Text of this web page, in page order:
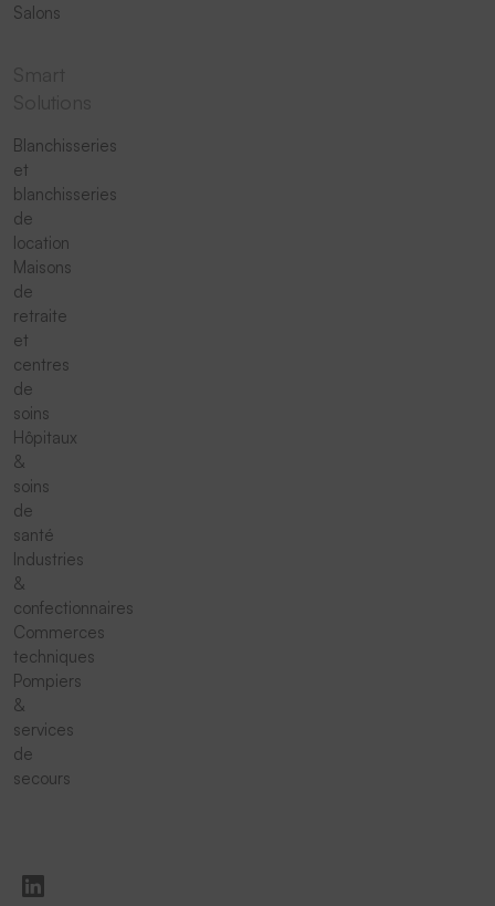
Salons
Blanchisseries
et
blanchisseries
de
location
Maisons
de
retraite
et
centres
de
soins
Hôpitaux
&
soins
de
santé
Industries
&
confectionnaires
Commerces
techniques
Pompiers
&
services
de
secours